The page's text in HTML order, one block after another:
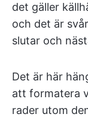
det gäller
och det är
slutar och
Det är här
att formatera
rader utom